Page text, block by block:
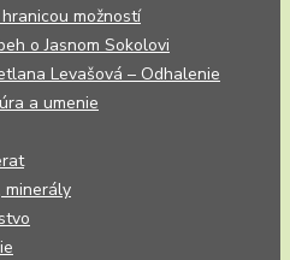
možností
o Jasnom Sokolovi
Levašová – Odhalenie
a umenie
minerály